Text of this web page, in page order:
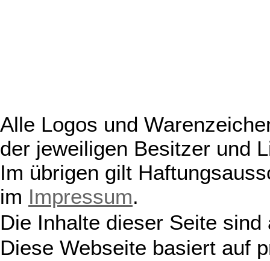
Alle Logos und
der jeweiligen Besitzer und
Im übrigen gilt
im Impressum.
Die Inhalte dieser Seite
Diese Webseite basiert auf